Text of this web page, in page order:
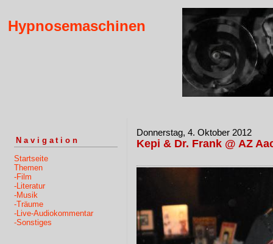
Hypnosemaschinen
Navigation
Startseite
Themen
-Film
-Literatur
-Musik
-Träume
-Live-Audiokommentar
-Sonstiges
Donnerstag, 4. Oktober 2012
Kepi & Dr. Frank @ AZ